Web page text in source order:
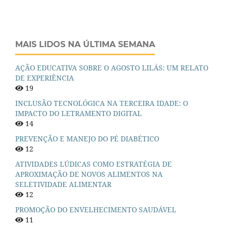
MAIS LIDOS NA ÚLTIMA SEMANA
AÇÃO EDUCATIVA SOBRE O AGOSTO LILÁS: UM RELATO
DE EXPERIÊNCIA
19
INCLUSÃO TECNOLÓGICA NA TERCEIRA IDADE: O
IMPACTO DO LETRAMENTO DIGITAL
14
PREVENÇÃO E MANEJO DO PÉ DIABÉTICO
12
ATIVIDADES LÚDICAS COMO ESTRATÉGIA DE
APROXIMAÇÃO DE NOVOS ALIMENTOS NA
SELETIVIDADE ALIMENTAR
12
PROMOÇÃO DO ENVELHECIMENTO SAUDÁVEL
11